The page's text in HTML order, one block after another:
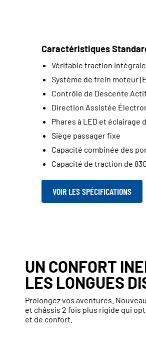
Caractéristiques
Véritable traction intégrale
Système de frein moteur
Contrôle de Descente Actif
Direction Assistée
Phares à LED et éclairage
Siège passager fixe
Capacité combinée des
Capacité de traction de
VOIR LES SPÉCIFICATIONS
UN CONFORT
LES LONGUES
Prolongez vos aventures.
et châssis 2 fois plus rigide qui
et de confort.